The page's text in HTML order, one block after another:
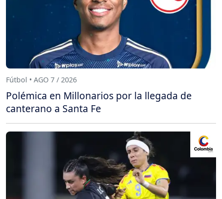
Fútbol • AGO 7 / 2026
Polémica en Millonarios por la llegada de
canterano a Santa Fe